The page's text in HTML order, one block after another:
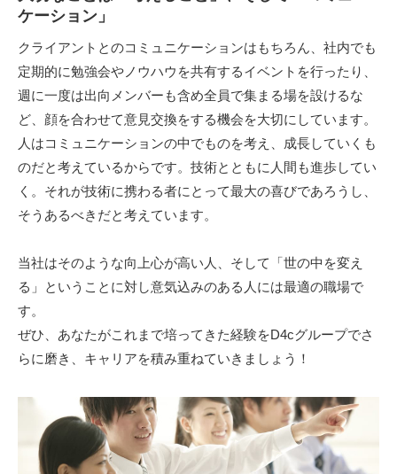
ケーション」
クライアントとのコミュニケーションはもちろん、社内でも
定期的に勉強会やノウハウを共有するイベントを行ったり、
週に一度は出向メンバーも含め全員で集まる場を設けるな
ど、顔を合わせて意見交換をする機会を大切にしています。
人はコミュニケーションの中でものを考え、成長していくも
のだと考えているからです。技術とともに人間も進歩してい
く。それが技術に携わる者にとって最大の喜びであろうし、
そうあるべきだと考えています。
当社はそのような向上心が高い人、そして「世の中を変え
る」ということに対し意気込みのある人には最適の職場で
す。
ぜひ、あなたがこれまで培ってきた経験をD4cグループでさ
らに磨き、キャリアを積み重ねていきましょう！